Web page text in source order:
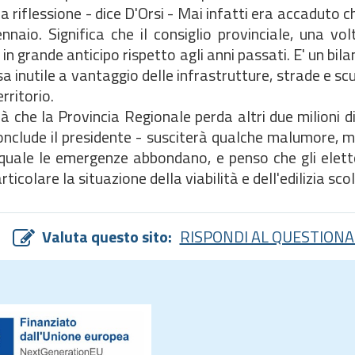
- dice D'Orsi - Mai infatti era accaduto
Significa che il consiglio provinciale, una
grande anticipo rispetto agli anni passati. E' un
inutile a vantaggio delle infrastrutture, strade e
la Provincia Regionale perda altri due milioni
il presidente - susciterà qualche malumore,
le emergenze abbondano, e penso che gli
la situazione della viabilità e dell'edilizia
Valuta questo sito: RISPONDI AL